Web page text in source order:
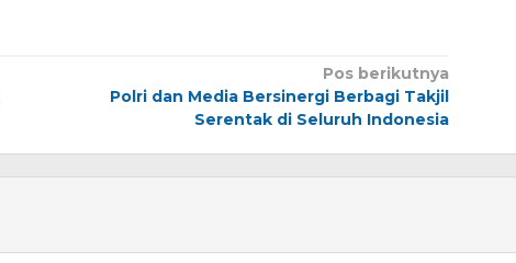
Pos berikutnya
Polri dan Media Bersinergi Berbagi Takjil
Serentak di Seluruh Indonesia